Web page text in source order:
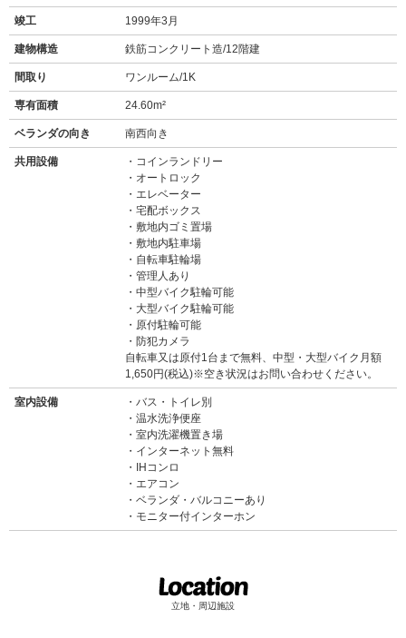
竣工 1999年3月
建物構造 鉄筋コンクリート造/12階建
間取り ワンルーム/1K
専有面積 24.60m²
ベランダの向き 南西向き
共用設備
コインランドリー
オートロック
エレベーター
宅配ボックス
敷地内ゴミ置場
敷地内駐車場
自転車駐輪場
管理人あり
中型バイク駐輪可能
大型バイク駐輪可能
原付駐輪可能
防犯カメラ
自転車又は原付1台まで無料、中型・大型バイク月額
1,650円(税込)※空き状況はお問い合わせください。
室内設備
バス・トイレ別
温水洗浄便座
室内洗濯機置き場
インターネット無料
IHコンロ
エアコン
ベランダ・バルコニーあり
モニター付インターホン
立地・周辺施設